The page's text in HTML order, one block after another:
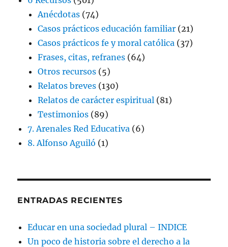
Anécdotas (74)
Casos prácticos educación familiar (21)
Casos prácticos fe y moral católica (37)
Frases, citas, refranes (64)
Otros recursos (5)
Relatos breves (130)
Relatos de carácter espiritual (81)
Testimonios (89)
7. Arenales Red Educativa (6)
8. Alfonso Aguiló (1)
ENTRADAS RECIENTES
Educar en una sociedad plural – INDICE
Un poco de historia sobre el derecho a la